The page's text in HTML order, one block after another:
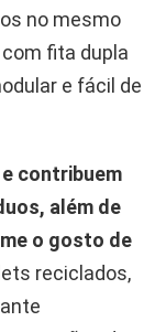
no mesmo
fita dupla
e fácil de
contribuem
além de
o gosto de
reciclados,